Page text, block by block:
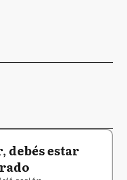
debés estar